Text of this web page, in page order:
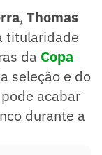
, Thomas
titularidade
da Copa
seleção e do
acabar
durante a